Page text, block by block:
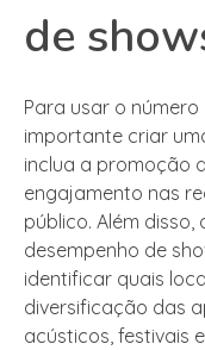
de
Para usar o
importante criar
inclua a promoção
engajamento nas
público. Além
desempenho de
identificar quais
diversificação das
acústicos, festivais